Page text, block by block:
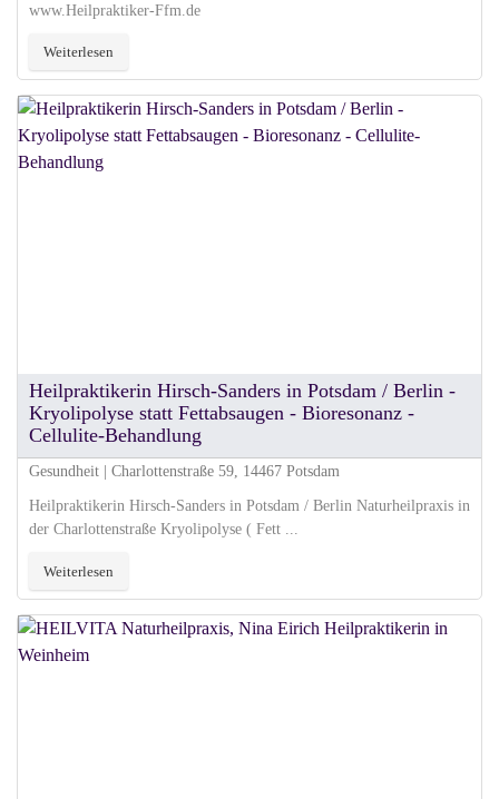
www.Heilpraktiker-Ffm.de
Weiterlesen
Heilpraktikerin Hirsch-Sanders in Potsdam / Berlin -
Kryolipolyse statt Fettabsaugen - Bioresonanz -
Cellulite-Behandlung
Gesundheit | Charlottenstraße 59, 14467 Potsdam
Heilpraktikerin Hirsch-Sanders in Potsdam / Berlin Naturheilpraxis in
der Charlottenstraße Kryolipolyse ( Fett ...
Weiterlesen